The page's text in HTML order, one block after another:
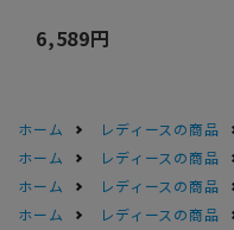
6,589円
ホーム レディースの商品
ホーム
レディースの商品
ホーム
レディースの商品
ホーム
レディースの商品